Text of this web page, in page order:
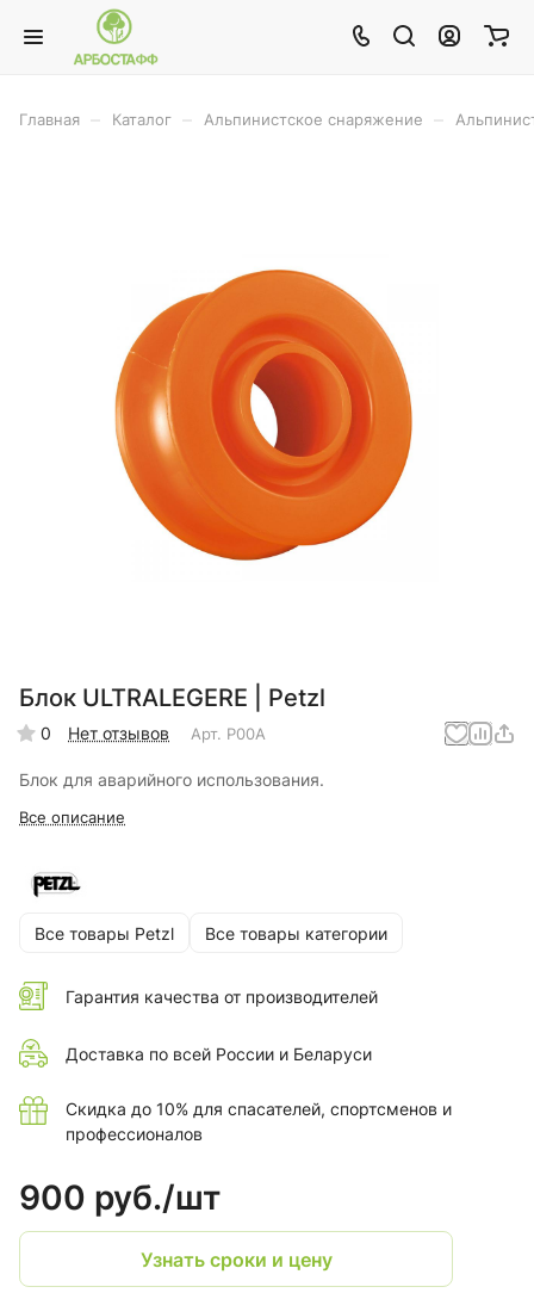
Главная Каталог Альпинистское снаряжение
Блок ULTRALEGERE | Petzl
0 Нет отзывов Арт. P00A
Блок для аварийного использования.
Все описание
Все товары Petzl Все товары категории
Гарантия качества от производителей
Доставка по всей России и Беларуси
Скидка до 10% для спасателей, спортсменов и
профессионалов
900 руб./шт
Узнать сроки и цену